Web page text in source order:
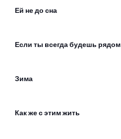
Ей не до сна
Если ты всегда будешь рядом
Зима
Как же с этим жить